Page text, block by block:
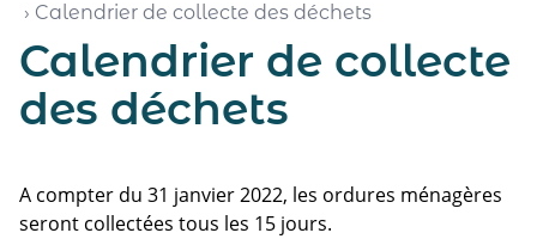
› Calendrier de collecte des déchets
Calendrier de collecte
des déchets
A compter du 31 janvier 2022, les ordures ménagères
seront collectées tous les 15 jours.